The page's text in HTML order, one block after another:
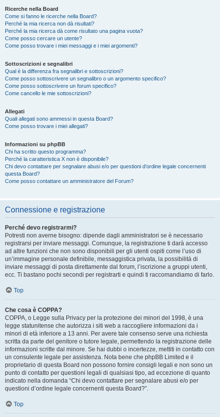
Ricerche nella Board
Come si fanno le ricerche nella Board?
Perché la mia ricerca non dà risultati?
Perché la mia ricerca dà come risultato una pagina vuota?
Come posso cercare un utente?
Come posso trovare i miei messaggi e i miei argomenti?
Sottoscrizioni e segnalibri
Qual è la differenza fra segnalibri e sottoscrizioni?
Come posso sottoscrivere un segnalibro o un argomento specifico?
Come posso sottoscrivere un forum specifico?
Come cancello le mie sottoscrizioni?
Allegati
Quali allegati sono ammessi in questa Board?
Come posso trovare i miei allegati?
Informazioni su phpBB
Chi ha scritto questo programma?
Perché la caratteristica X non è disponibile?
Chi devo contattare per segnalare abusi e/o per questioni d’ordine legale concernenti
questa Board?
Come posso contattare un amministratore del Forum?
Connessione e registrazione
Perché devo registrarmi?
Potresti non averne bisogno: dipende dagli amministratori se è necessario
registrarsi per inviare messaggi. Comunque, la registrazione ti darà accesso
ad altre funzioni che non sono disponibili per gli utenti ospiti come l’uso di
un’immagine personale definibile, messaggistica privata, la possibilità di
inviare messaggi di posta direttamente dal forum, l’iscrizione a gruppi utenti,
ecc. Ti bastano pochi secondi per registrarti e quindi ti raccomandiamo di farlo.
Top
Che cosa è COPPA?
COPPA, o Legge sulla Privacy per la protezione dei minori del 1998, è una
legge statunitense che autorizza i siti web a raccogliere informazioni da i
minori di età inferiore a 13 anni. Per avere tale consenso serve una richiesta
scritta da parte del genitore o tutore legale, permettendo la registrazione delle
informazioni scritte dal minore. Se hai dubbi o incertezze, mettiti in contatto con
un consulente legale per assistenza. Nota bene che phpBB Limited e il
proprietario di questa Board non possono fornire consigli legali e non sono un
punto di contatto per questioni legali di qualsiasi tipo, ad eccezione di quanto
indicato nella domanda “Chi devo contattare per segnalare abusi e/o per
questioni d’ordine legale concernenti questa Board?”.
Top